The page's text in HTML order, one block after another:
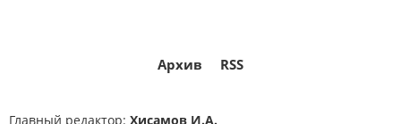
Архив RSS
Главный редактор: Хисамов И.А.